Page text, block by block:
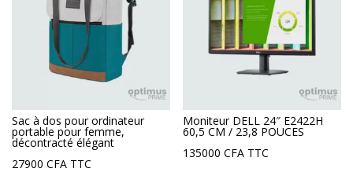
Sac à dos pour ordinateur
portable pour femme,
décontracté élégant
27900 CFA TTC
Moniteur DELL 24″ E2422H
60,5 CM / 23,8 POUCES
135000CFA TTC